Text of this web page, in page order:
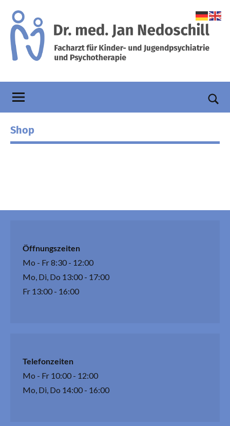
Inhalt
springen
Dr.
Nedoschill
für
Kinder-
und
Psychotherapie
Shop
Öffnungszeiten
Mo - Fr 8:30 - 12:00
Mo, Di, Do 13:00 - 17:00
Fr 13:00 - 16:00
Telefonzeiten
Mo - Fr 10:00 - 12:00
Mo, Di, Do 14:00 - 16:00